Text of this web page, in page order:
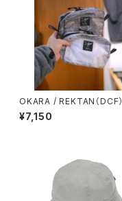
OKARA / REKTAN（DCF）
¥7,150